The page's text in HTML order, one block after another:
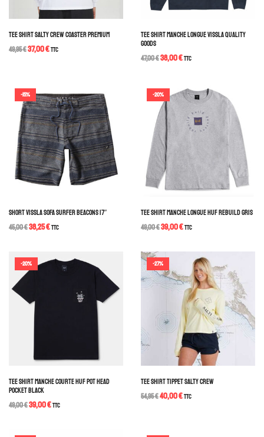
TEE SHIRT SALTY CREW COASTER PREMIUM
49,95€37,00€TTC
TEE SHIRT MANCHE LONGUE VISSLA QUALITY
GOODS
47,00€38,00€TTC
-15%
SHORT VISSLA SOFA SURFER BEACONS 17″
45,00€38,25€TTC
-20%
TEE SHIRT MANCHE LONGUE HUF REBUILD GRIS
49,00€39,00€TTC
-20%
TEE SHIRT MANCHE COURTE HUF POT HEAD
POCKET BLACK
49,00€39,00€TTC
-27%
TEE SHIRT TIPPET SALTY CREW
54,95€40,00€TTC